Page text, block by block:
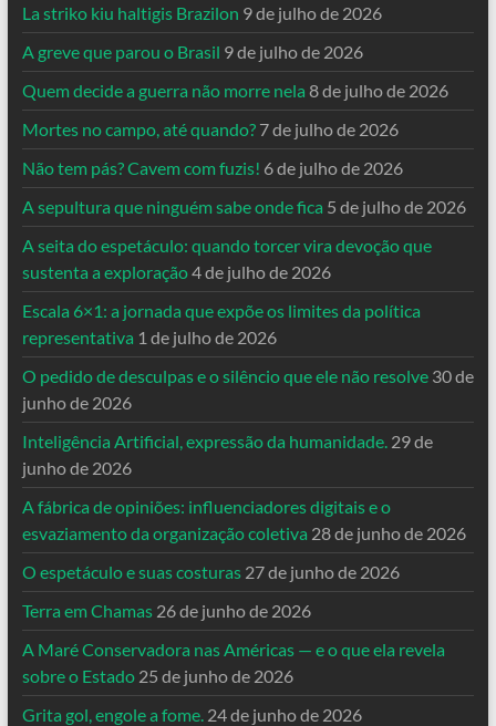
La striko kiu haltigis Brazilon 9 de julho de 2026
A greve que parou o Brasil 9 de julho de 2026
Quem decide a guerra não morre nela 8 de julho de 2026
Mortes no campo, até quando? 7 de julho de 2026
Não tem pás? Cavem com fuzis! 6 de julho de 2026
A sepultura que ninguém sabe onde fica 5 de julho de 2026
A seita do espetáculo: quando torcer vira devoção que
sustenta a exploração4 de julho de 2026
Escala 6×1: a jornada que expõe os limites da política
representativa 1 de julho de 2026
O pedido de desculpas e o silêncio que ele não resolve 30 de
junho de 2026
Inteligência Artificial, expressão da humanidade. 29 de
junho de 2026
A fábrica de opiniões: influenciadores digitais e o
esvaziamento da organização coletiva 28 de junho de 2026
O espetáculo e suas costuras 27 de junho de 2026
Terra em Chamas 26 de junho de 2026
A Maré Conservadora nas Américas — e o que ela revela
sobre o Estado 25 de junho de 2026
Grita gol, engole a fome. 24 de junho de 2026